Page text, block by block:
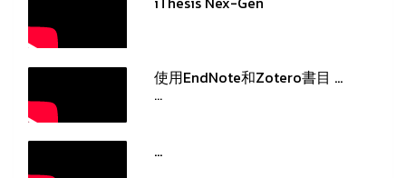
使用EndNote和Zotero書目 ...
...
...